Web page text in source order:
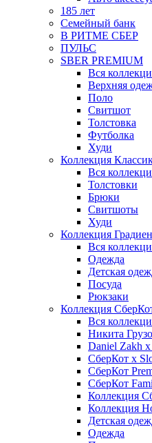
185 лет
Семейный банк
В РИТМЕ СБЕР
ПУЛЬС
SBER PREMIUM
Вся
Верхняя
Поло
Свитшот
Толстовка
Футболка
Худи
Коллекция
Вся
Толстовки
Брюки
Свитшоты
Худи
Коллекция
Вся
Одежда
Детская
Посуда
Рюкзаки
Коллекция
Вся
Никита
Daniel Zakh
СберКот x
СберКот
СберКот
Коллекция
Коллекция
Детская
Одежда